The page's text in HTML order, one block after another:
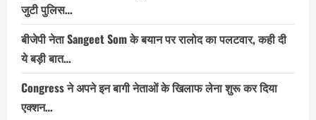
जुटी पुलिस…
बीजेपी नेता Sangeet Som के बयान पर रालोद का पलटवार, कही दी
ये बड़ी बात…
Congress ने अपने इन बागी नेताओं के खिलाफ लेना शुरू कर दिया
एक्शन…